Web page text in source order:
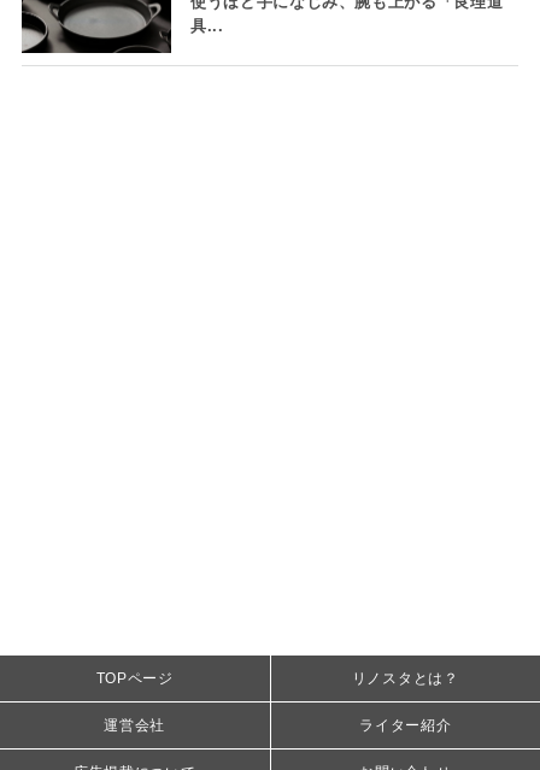
具...
TOPページ リノスタとは？
運営会社 ライター紹介